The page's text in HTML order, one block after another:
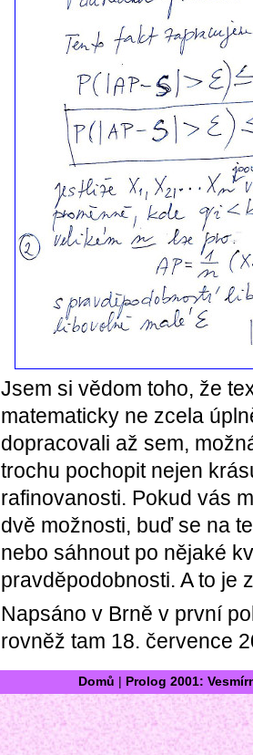
Jsem si vědom toho, že
matematicky ne zcela
dopracovali až sem,
trochu pochopit nejen
rafinovanosti. Pokud vás
dvě možnosti, buď se na
nebo sáhnout po nějaké
pravděpodobnosti. A to je
Napsáno v Brně v první
rovněž tam 18. července
Domů Prolog 2001: